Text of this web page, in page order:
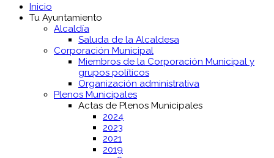
Inicio
Tu Ayuntamiento
Alcaldía
Saluda de la Alcaldesa
Corporación Municipal
Miembros de la Corporación Municipal y
grupos políticos
Organización administrativa
Plenos Municipales
Actas de Plenos Municipales
2024
2023
2021
2019